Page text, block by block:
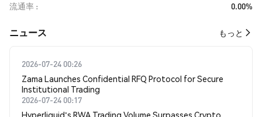
流通率
0.00%
​​ニュース​​ もっと
2026-07-24 00:26
Zama Launches Confidential RFQ Protocol for Secure
Institutional Trading
2026-07-24 00:17
Hyperliquid's RWA Trading Volume Surpasses Crypto